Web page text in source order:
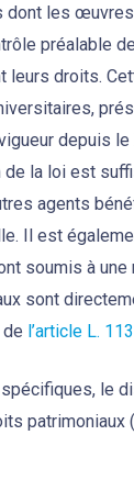
dont les
préalable
leurs droits.
depuis
la loi est
agents
Il est
soumis à une
sont
de l’article L.
le
patrimoniaux